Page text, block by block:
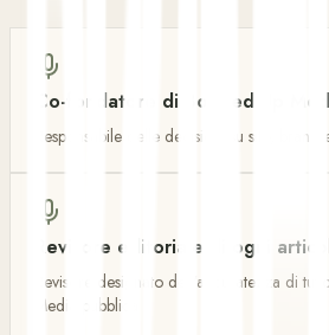
Co-fondatore di Booked Up
Responsabile delle decisioni su sito, brand
Revisore editoriale di ogni
Revisore designato dell'accuratezza di
Media pubblica